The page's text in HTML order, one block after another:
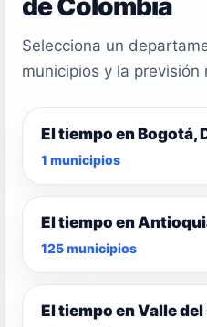
Selecciona un
municipios y la
El tiempo en Bogotá,
1 municipios
El tiempo en
125 municipios
El tiempo en Valle del